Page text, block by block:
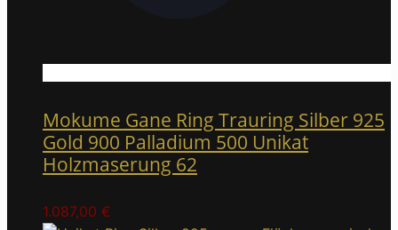
Mokume Gane Ring Trauring Silber 925
Gold 900 Palladium 500 Unikat
Holzmaserung 62
1.087,00 €